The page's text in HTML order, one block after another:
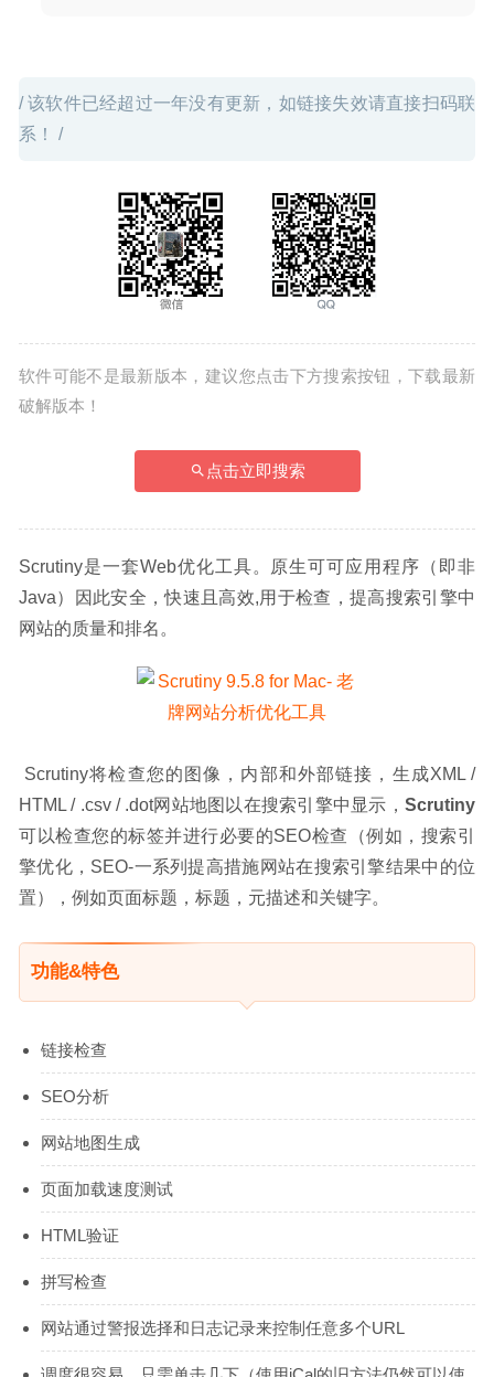
/ 该软件已经超过一年没有更新，如链接失效请直接扫码联
系！ /
软件可能不是最新版本，建议您点击下方搜索按钮，下载最新
破解版本！
点击立即搜索
Scrutiny是一套Web优化工具。原生可可应用程序（即非
Java）因此安全，快速且高效,用于检查，提高搜索引擎中
网站的质量和排名。
HTML / .csv / .dot网站地图以在搜索引擎中显示， Scrutiny
可以检查您的标签并进行必要的SEO检查（例如，搜索引
擎优化，SEO-一系列提高措施网站在搜索引擎结果中的位
置），例如页面标题，标题，元描述和关键字。
功能&特色
链接检查
SEO分析
网站地图生成
页面加载速度测试
HTML验证
拼写检查
网站通过警报选择和日志记录来控制任意多个URL